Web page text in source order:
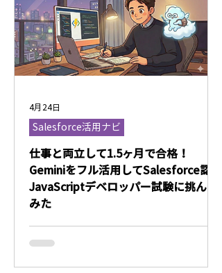
仕事と両立して1.5ヶ月で合格！
Geminiをフル活用してSalesforce認定
JavaScriptデベロッパー試験に挑んで
みた
Salesforce活用ナビ
4月24日